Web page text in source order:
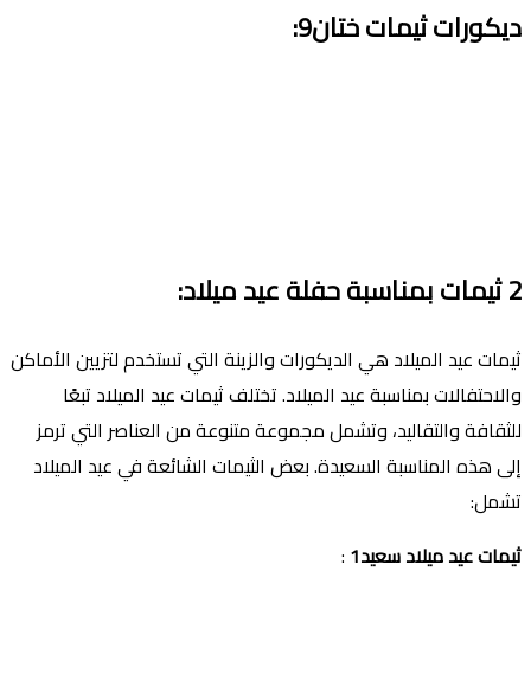
ديكورات ثيمات ختان9:
2ثيمات بمناسبة حفلة عيد ميلاد:
ثيمات عيد الميلاد هي الديكورات والزينة التي تستخدم لتزيين الأماكن
والاحتفالات بمناسبة عيد الميلاد. تختلف ثيمات عيد الميلاد تبعًا
للثقافة والتقاليد، وتشمل مجموعة متنوعة من العناصر التي ترمز
إلى هذه المناسبة السعيدة. بعض الثيمات الشائعة في عيد الميلاد
تشمل:
ثيمات عيد ميلاد سعيد1 :